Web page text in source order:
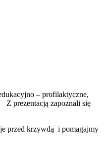
– profilaktyczne,
Z prezentacją zapoznali się
przed krzywdą i pomagajmy